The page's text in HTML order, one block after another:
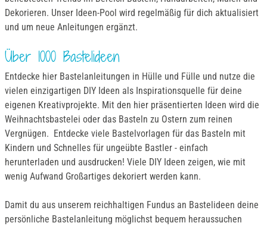
Dekorieren. Unser Ideen-Pool wird regelmäßig für dich aktualisiert
und um neue Anleitungen ergänzt.
Über 1000 Bastelideen
Entdecke hier Bastelanleitungen in Hülle und Fülle und nutze die
vielen einzigartigen DIY Ideen als Inspirationsquelle für deine
eigenen Kreativprojekte. Mit den hier präsentierten Ideen wird die
Weihnachtsbastelei oder das Basteln zu Ostern zum reinen
Vergnügen. Entdecke viele Bastelvorlagen für das Basteln mit
Kindern und Schnelles für ungeübte Bastler - einfach
herunterladen und ausdrucken! Viele DIY Ideen zeigen, wie mit
wenig Aufwand Großartiges dekoriert werden kann.
Damit du aus unserem reichhaltigen Fundus an Bastelideen deine
persönliche Bastelanleitung möglichst bequem heraussuchen